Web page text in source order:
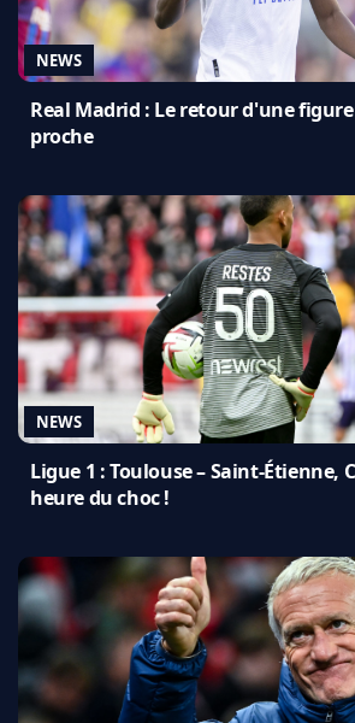
NEWS
Real Madrid : Le retour d'une
proche
NEWS
Ligue 1 : Toulouse – Saint-Étienne,
heure du choc !